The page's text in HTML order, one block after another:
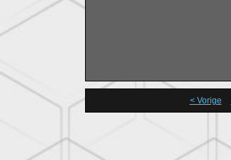
< Vorige